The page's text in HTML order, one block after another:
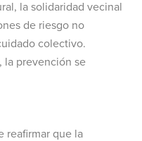
la solidaridad vecinal
de riesgo no
colectivo.
la prevención se
reafirmar que la